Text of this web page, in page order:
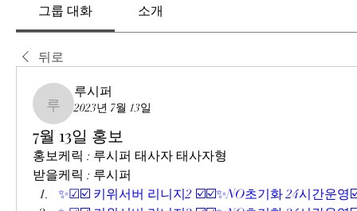
그룹 대화 소개
뒤로
루시퍼
루시퍼
2023년 7월 13일
7월 13일 홍보
홍보케릭 : 루시퍼 태사자 태사자형
받을케릭 : 루시퍼
✨☑☑️ 키위서버 리니지2 ☑️☑️✨NO초기화 24시간운영